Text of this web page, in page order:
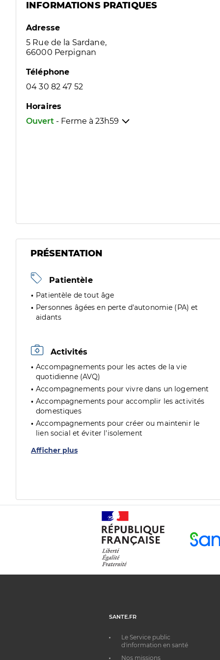
INFORMATIONS PRATIQUES
Adresse
5 Rue de la Sardane,
66000 Perpignan
Téléphone
04 30 82 47 52
Horaires
Ouvert - Ferme à 23h59
PRÉSENTATION
Patientèle
Patientèle de tout âge
Personnes âgées en perte d'autonomie (PA) et
aidants
Activités
Accompagnements pour les actes de la vie
quotidienne (AVQ)
Accompagnements pour vivre dans un logement
Accompagnements pour accomplir les activités
domestiques
Accompagnements pour créer ou maintenir le
lien social et éviter l'isolement
Afficher plus
SANTE.FR
Le Service public
d'information en santé
Nos missions